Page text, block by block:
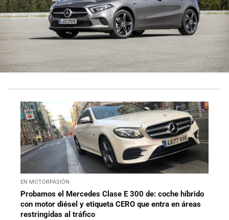
EN MOTORPASIÓN
Probamos el Mercedes Clase E 300 de: coche híbrido
con motor diésel y etiqueta CERO que entra en áreas
restringidas al tráfico